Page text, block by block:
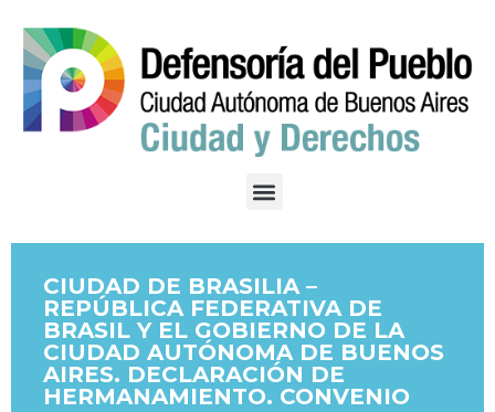
CIUDAD DE BRASILIA –
REPÚBLICA FEDERATIVA DE
BRASIL Y EL GOBIERNO DE LA
CIUDAD AUTÓNOMA DE BUENOS
AIRES. DECLARACIÓN DE
HERMANAMIENTO. CONVENIO